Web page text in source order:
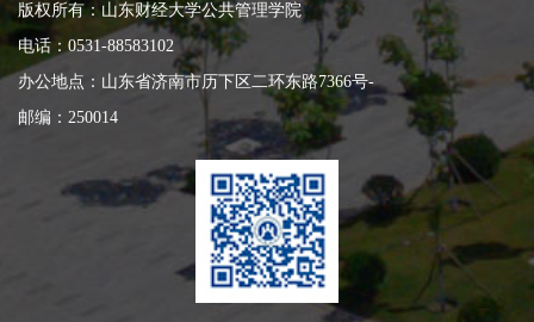
版权所有：山东财经大学公共管理学院
电话：0531-88583102
办公地点：山东省济南市历下区二环东路7366号-
邮编：250014